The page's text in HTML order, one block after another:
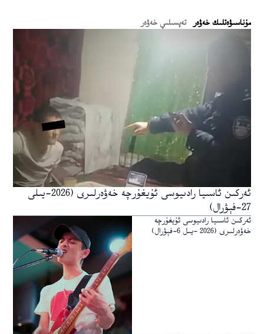
ﻣﯘﻧﺎﺳﯩﯟﻩﺗﻠﯩﻚ ﺧﻪﯞﻩﺭ تەپسىلىي خەۋەر
ئەركىن ئاسىيا رادىيوسى ئۇيغۇرچە خەۋەرلىرى (2026-يىلى
27-فېۋرال)
ئەركىن ئاسىيا رادىيوسى ئۇيغۇرچە
خەۋەرلىرى (2026 -يىل 6-فېۋرال)